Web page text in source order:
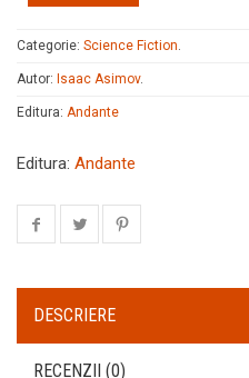
Categorie: Science Fiction.
Autor: Isaac Asimov.
Editura: Andante
Editura: Andante
DESCRIERE
RECENZII (0)